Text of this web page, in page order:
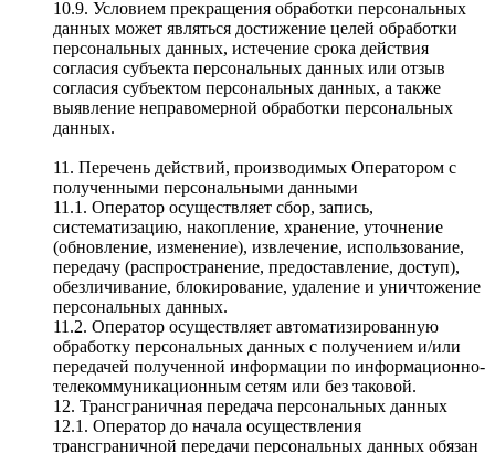
10.9. Условием прекращения обработки персональных
данных может являться достижение целей обработки
персональных данных, истечение срока действия
согласия субъекта персональных данных или отзыв
согласия субъектом персональных данных, а также
выявление неправомерной обработки персональных
данных.
11. Перечень действий, производимых Оператором с
полученными персональными данными
11.1. Оператор осуществляет сбор, запись,
систематизацию, накопление, хранение, уточнение
(обновление, изменение), извлечение, использование,
передачу (распространение, предоставление, доступ),
обезличивание, блокирование, удаление и уничтожение
персональных данных.
11.2. Оператор осуществляет автоматизированную
обработку персональных данных с получением и/или
передачей полученной информации по информационно-
телекоммуникационным сетям или без таковой.
12. Трансграничная передача персональных данных
12.1. Оператор до начала осуществления
трансграничной передачи персональных данных обязан